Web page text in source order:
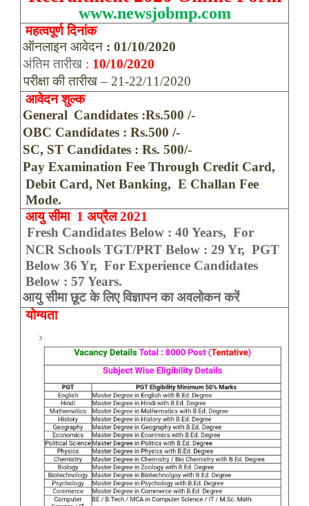
www.newsjobmp.com
महत्वपूर्ण दिनांक
ऑनलाइन आवेदन : 01/10/2020
अंतिम तारीख : 10/10/2020
परीक्षा की तारीख – 21-22/11/2020
आवेदन शुल्क
General Candidates :Rs.500 /-
OBC Candidates : Rs.500 /-
SC, ST Candidates : Rs. 500/-
Pay Examination Fee Through Credit Card,
Debit Card, Net Banking, E Challan Fee
Mode.
आयु सीमा 1 अप्रैल 2021
Fresh Candidates Below : 40 Years, For
NCR Schools TGT/PRT Below : 29 Yr,PGT
Below 36 Yr, For Experience Candidates
Below : 57 Years.
आयु सीमा छूट के लिए विज्ञापन का अवलोकन करें
योग्यता